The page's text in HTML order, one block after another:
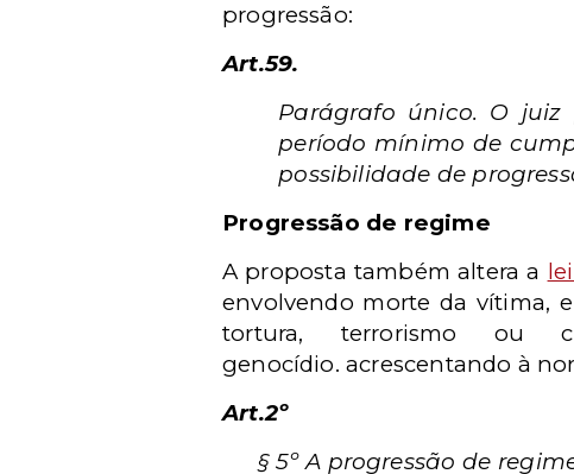
progressão:
Art.59.
Parágrafo único. O juiz
período mínimo de
possibilidade de
Progressão de regime
A proposta também altera a
envolvendo morte da vítima,
tortura, terrorismo ou
genocídio. acrescentando à
Art.2º
§ 5º A progressão de